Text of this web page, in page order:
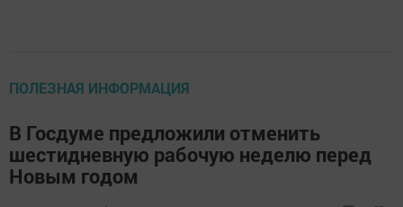
ПОЛЕЗНАЯ ИНФОРМАЦИЯ
В Госдуме предложили отменить
шестидневную рабочую неделю перед
Новым годом